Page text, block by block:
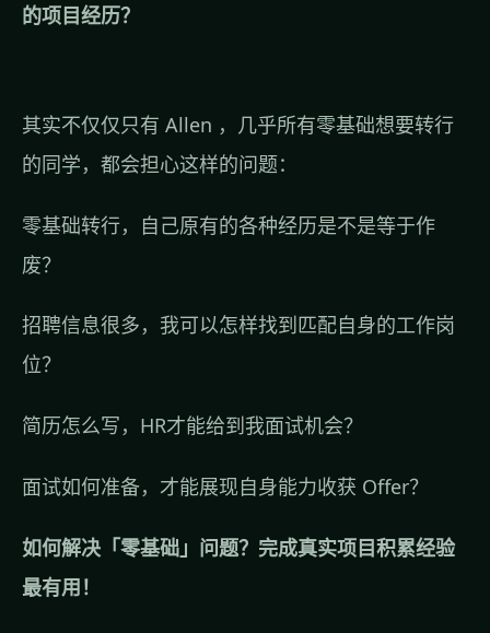
的项目经历？
其实不仅仅只有 Allen ，几乎所有零基础想要转行
的同学，都会担心这样的问题：
零基础转行，自己原有的各种经历是不是等于作
废？
招聘信息很多，我可以怎样找到匹配自身的工作岗
位？
简历怎么写，HR才能给到我面试机会？
面试如何准备，才能展现自身能力收获 Offer？
如何解决「零基础」问题？完成真实项目积累经验
最有用！